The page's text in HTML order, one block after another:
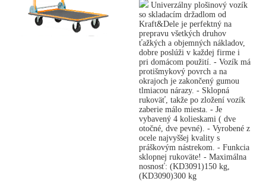
Univerzálny plošinový vozík
so skladacím držadlom od
Kraft&Dele je perfektný na
prepravu všetkých druhov
ťažkých a objemných nákladov,
dobre poslúži v každej firme i
pri domácom použití. - Vozík má
protišmykový povrch a na
okrajoch je zakončený gumou
tlmiacou nárazy. - Sklopná
rukoväť, takže po zložení vozík
zaberie málo miesta. - Je
vybavený 4 kolieskami ( dve
otočné, dve pevné). - Vyrobené z
ocele najvyššej kvality s
práškovým nástrekom. - Funkcia
sklopnej rukoväte! - Maximálna
nosnosť: (KD3091)150 kg,
(KD3090)300 kg